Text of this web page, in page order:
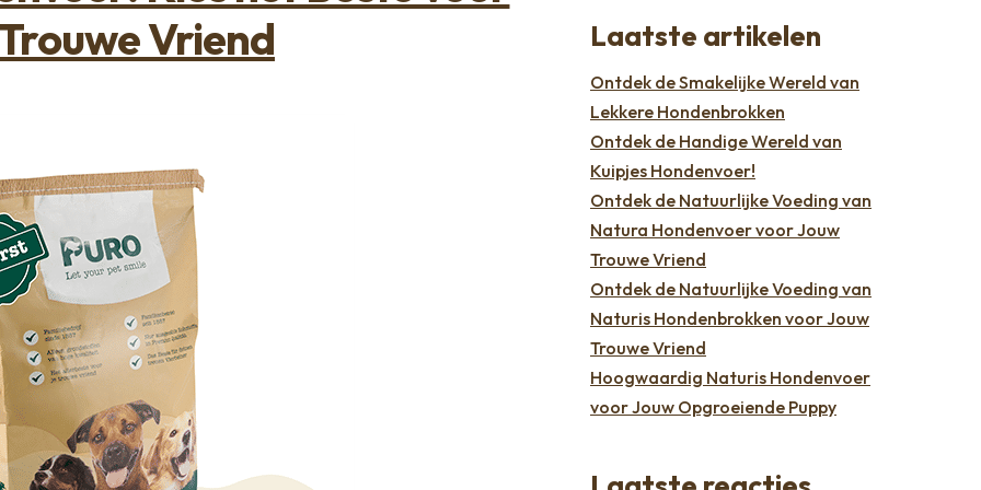
Vriend
Laatste artikelen
Ontdek de Smakelijke Wereld van
Lekkere Hondenbrokken
Ontdek de Handige Wereld van
Kuipjes Hondenvoer!
Ontdek de Natuurlijke Voeding van
Natura Hondenvoer voor Jouw
Trouwe Vriend
Ontdek de Natuurlijke Voeding van
Naturis Hondenbrokken voor Jouw
Trouwe Vriend
Hoogwaardig Naturis Hondenvoer
voor Jouw Opgroeiende Puppy